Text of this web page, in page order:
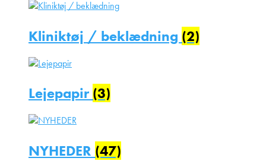
Kliniktøj / beklædning (2)
Lejepapir (3)
NYHEDER (47)